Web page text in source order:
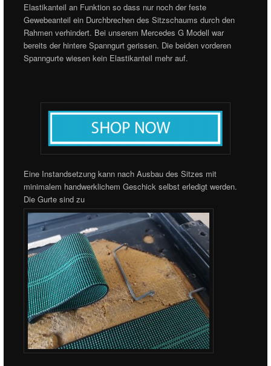
Elastikanteil an Funktion so dass nur noch der feste
Gewebeanteil ein Durchbrechen des Sitzschaums durch den
Rahmen verhindert. Bei unserem Mercedes G Modell war
bereits der hintere Spanngurt gerissen. Die beiden vorderen
Spanngurte wiesen kein Elastikanteil mehr auf.
Eine Instandsetzung kann nach Ausbau des Sitzes mit
minimalem handwerklichem Geschick selbst erledigt werden.
Die Gurte sind zu